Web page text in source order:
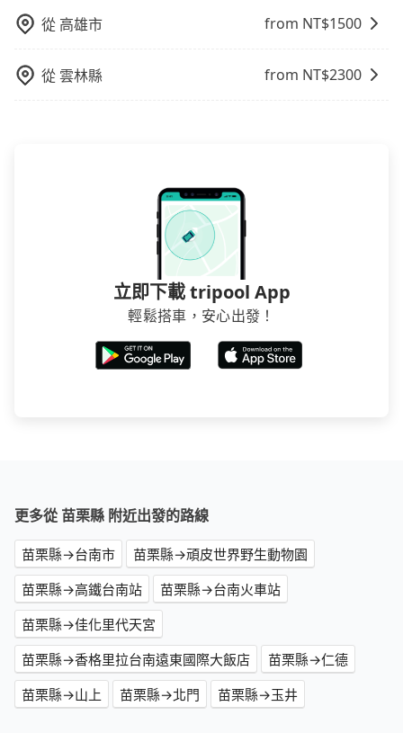
就顯得非常不便。
從 高雄市 from NT$1500
從雲林縣 from NT$2300
立即下載 tripool App
輕鬆搭車，安心出發！
更多從 苗栗縣 附近出發的路線
苗栗縣→台南市
苗栗縣→頑皮世界野生動物園
苗栗縣→高鐵台南站
苗栗縣→台南火車站
苗栗縣→佳化里代天宮
苗栗縣→香格里拉台南遠東國際大飯店
苗栗縣→仁德
苗栗縣→山上
苗栗縣→北門 苗栗縣→玉井